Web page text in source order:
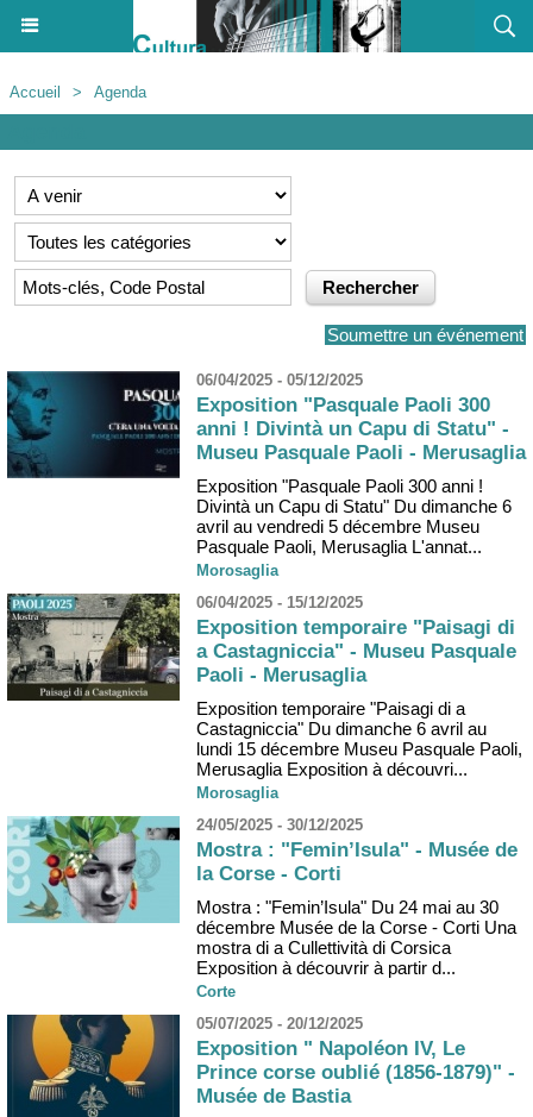
Accueil > Agenda
Soumettre un événement
06/04/2025 - 05/12/2025
Exposition "Pasquale Paoli 300
anni ! Divintà un Capu di Statu" -
Museu Pasquale Paoli - Merusaglia
Exposition "Pasquale Paoli 300 anni !
Divintà un Capu di Statu" Du dimanche 6
avril au vendredi 5 décembre Museu
Pasquale Paoli, Merusaglia L'annat...
Morosaglia
06/04/2025 - 15/12/2025
Exposition temporaire "Paisagi di
a Castagniccia" - Museu Pasquale
Paoli - Merusaglia
Exposition temporaire "Paisagi di a
Castagniccia" Du dimanche 6 avril au
lundi 15 décembre Museu Pasquale Paoli,
Merusaglia Exposition à découvri...
Morosaglia
24/05/2025 - 30/12/2025
Mostra : "Femin’Isula" - Musée de
la Corse - Corti
Mostra : "Femin’Isula" Du 24 mai au 30
décembre Musée de la Corse - Corti Una
mostra di a Cullettività di Corsica
Exposition à découvrir à partir d...
Corte
05/07/2025 - 20/12/2025
Exposition " Napoléon IV, Le
Prince corse oublié (1856-1879)" -
Musée de Bastia